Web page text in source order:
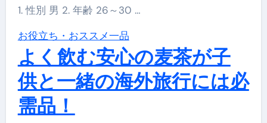
1. 性別 男 2. 年齢 26～30 …
お役立ち・おススメ一品
よく飲む安心の麦茶が子
供と一緒の海外旅行には必
需品！